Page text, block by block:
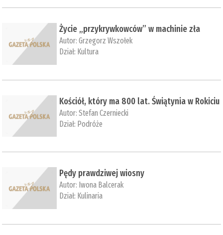
Życie „przykrywkowców” w machinie zła
Autor:Grzegorz Wszołek
Dział: Kultura
Kościół, który ma 800 lat. Świątynia w Rokiciu
Autor:Stefan Czerniecki
Dział: Podróże
Pędy prawdziwej wiosny
Autor: Iwona Balcerak
Dział: Kulinaria